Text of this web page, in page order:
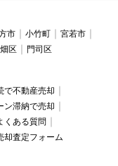
市 小竹町
宮若市
区 門司区
で不動産売却
ン滞納で売却
くある質問
却査定フォーム